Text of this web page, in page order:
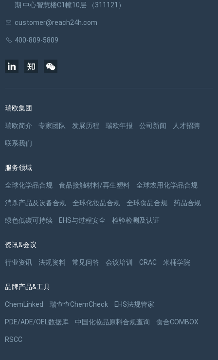
期 中心智慧楼C1幢10层 （311121）
customer@reach24h.com
400-809-5809
瑞欧集团
瑞欧简介 专家团队 发展历程 瑞欧年报 公司新闻 人才招聘
联系我们
服务领域
全球化学品合规 食品接触材料/再生塑料 全球农用化学品合规
消杀产品及设备合规 全球化妆品合规 全球食品合规 药品合规
绿色低碳可持续 EHS与过程安全 检验检测及认证
资讯&会议
行业资讯 法规资料 常见问答 会议培训 CRAC 米桶学院
品牌产品&工具
ChemLinked 瑞查查ChemCheck EHS法规管家
PDE/ADE/OEL数据库 中国化妆品原料合规查询 食合COMBOX
RSCC